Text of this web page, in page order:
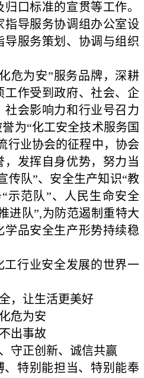
口标准的宣贯等工作。
指导服务协调组办公室设
服务策划、协调与组织
为安”服务品牌，深耕
工作受到政府、社会、企
社会影响力和行业号召力
为“化工安全技术服务国
行业协会的征程中，协会
发挥自身优势，努力当
传队”、安全生产知识“教
示范队”、人民生命安全
进队”,为防范遏制重特大
学品安全生产形势持续稳
工行业安全发展的世界一
，让生活更美好
危为安
出事故
守正创新、诚信共赢
、特别能担当、特别能奉